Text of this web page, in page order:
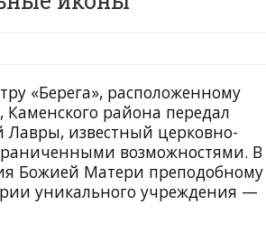
«Берега», расположенному
Каменского района передал
известный церковно-
возможностями. В
Божией Матери преподобному
уникального учреждения —